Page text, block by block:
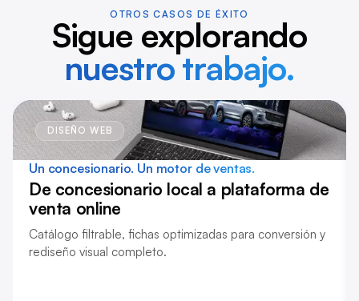
OTROS CASOS DE ÉXITO
Sigue explorando
nuestro trabajo.
DISEÑO WEB
Un concesionario. Un motor de ventas.
De concesionario local a plataforma de
venta online
Catálogo filtrable, fichas optimizadas para conversión y
rediseño visual completo.